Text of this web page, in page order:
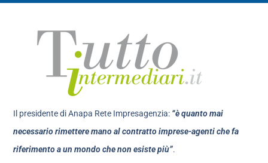
Il presidente di Anapa Rete Impresagenzia: “è quanto mai
necessario rimettere mano al contratto imprese-agenti che fa
riferimento a un mondo che non esiste più”.